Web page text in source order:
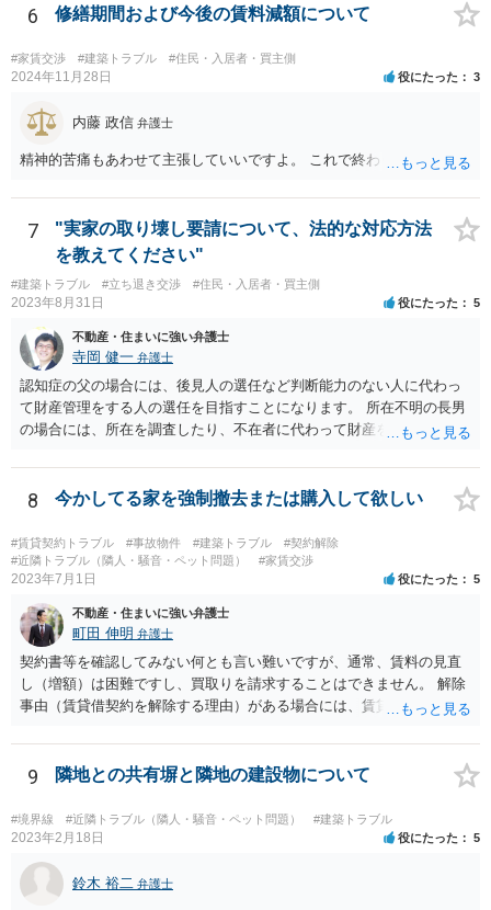
回提出を予定している資料がどのようなものであるのか、争点とどの
て具体的なに採るべき手段は変わってくるため、上記はあくまで個別
事情を踏まえない一般論としてご理解いただき、本件でどのように対
ます。
奥さんにメンテナンス工事契約を承諾しなければならない義務はあり
ません。 それでも請求をされましたら、個別の法律相談をされること
をお薦めします。
6 修繕期間および今後の賃料減額について
#家賃交渉 #建築トラブル #住民・入居者・買主側
2024年11月28日 役にたった 3
内藤 政信 弁護士
精神的苦痛もあわせて主張していいですよ。 これで終わります。
7
"実家の取り壊し要請について、法的な対応方法
を教えてください"
#建築トラブル #立ち退き交渉 #住民・入居者・買主側
2023年8月31日 役にたった 5
不動産・住まいに強い弁護士
寺岡 健一 弁護士
認知症の父の場合には、後見人の選任など判断能力のない人に代わっ
て財産管理をする人の選任を目指すことになります。 所在不明の長男
の場合には、所在を調査したり、不在者に代わって財産を管理する人
8 今かしてる家を強制撤去または購入して欲しい
#賃貸契約トラブル #事故物件 #建築トラブル
#契約解除
#近隣トラブル（隣人・騒音・ペット問題）
#家賃交渉
2023年7月1日 役にたった 5
不動産・住まいに強い弁護士
町田 伸明 弁護士
契約書等を確認してみない何とも言い難いですが、通常、賃料の見直
し（増額）は困難ですし、買取りを請求することはできません。 解除
事由（賃貸借契約を解除する理由）がある場合には、賃貸借契約を解
めることができる状況であれば、事実上、賃料の見直し（増額）や買
取りの交渉をすることもあり得るでしょう。 反対に、明け渡しを求め
ることが難しいのであれば、賃料の見直し（増額）や買取りの交渉も
困難とならざるを得ないでしょう。 いずれにしても、（強制的な）明
け渡しなどの請求もお考えなのであれば、現況や契約書等の確認が不
可欠ですから、資料等一式を持参して弁護士にご相談された方がよい
かと思います。
9 隣地との共有塀と隣地の建設物について
#境界線 #近隣トラブル（隣人・騒音・ペット問題） #建築トラブル
2023年2月18日 役にたった 5
鈴木 裕二 弁護士